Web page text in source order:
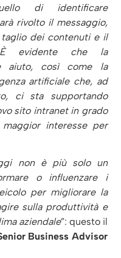
di identificare
rivolto il messaggio,
dei contenuti e il
evidente che la
aiuto, così come la
artificiale che, ad
ci sta supportando
sito intranet in grado
interesse per
non è più solo un
o influenzare i
per migliorare la
sulla produttività e
aziendale”: questo il
Business Advisor